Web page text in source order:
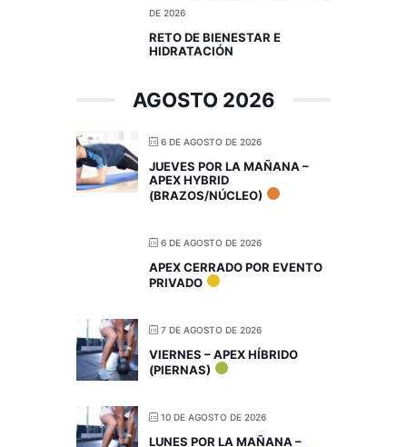
DE 2026
RETO DE BIENESTAR E
HIDRATACIÓN
AGOSTO 2026
6 DE AGOSTO DE 2026
JUEVES POR LA MAÑANA –
APEX HYBRID
(BRAZOS/NÚCLEO)
6 DE AGOSTO DE 2026
APEX CERRADO POR EVENTO
PRIVADO
7 DE AGOSTO DE 2026
VIERNES – APEX HÍBRIDO
(PIERNAS)
10 DE AGOSTO DE 2026
LUNES POR LA MAÑANA –